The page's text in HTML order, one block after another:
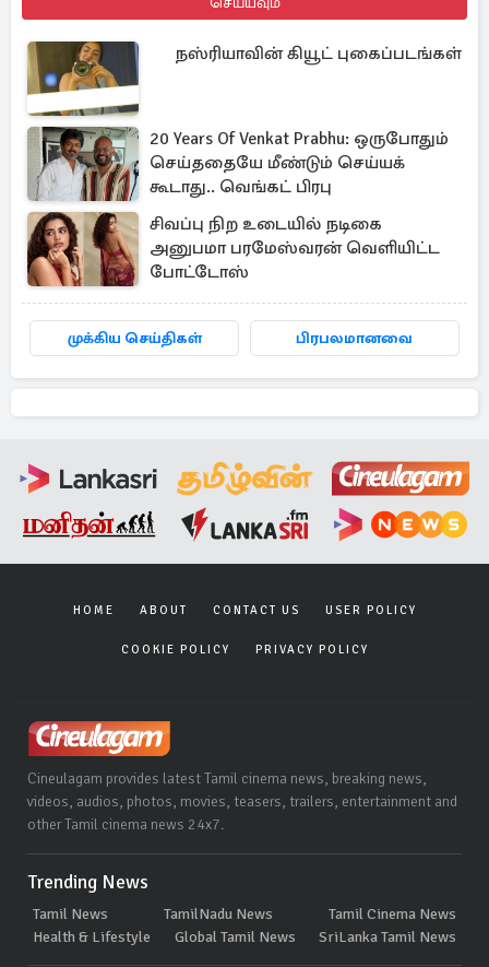
நஸ்ரியாவின் கியூட் புகைப்படங்கள்
20 Years Of Venkat Prabhu: ஒருபோதும்
செய்ததையே மீண்டும் செய்யக்
கூடாது.. வெங்கட் பிரபு
சிவப்பு நிற உடையில் நடிகை
அனுபமா பரமேஸ்வரன் வெளியிட்ட
போட்டோஸ்
முக்கிய செய்திகள் பிரபலமானவை
HOME ABOUT CONTACT US USER POLICY
COOKIE POLICY PRIVACY POLICY
Cineulagam provides latest Tamil cinema news, breaking news,
videos, audios, photos, movies, teasers, trailers, entertainment and
other Tamil cinema news 24x7.
Trending News
Tamil News TamilNadu News
Tamil Cinema News
Health & Lifestyle
Global Tamil News SriLanka Tamil News